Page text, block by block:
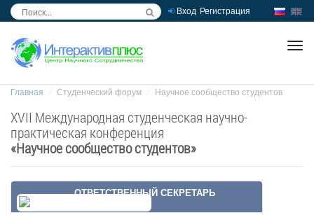
Вход Регистрация
Главная Студенческий форум Научное сообщество студентов
XVII Международная студенческая научно-
практическая конференция
«Научное сообщество студентов»
ОТВЕТСТВЕННЫЙ СЕКРЕТАРЬ